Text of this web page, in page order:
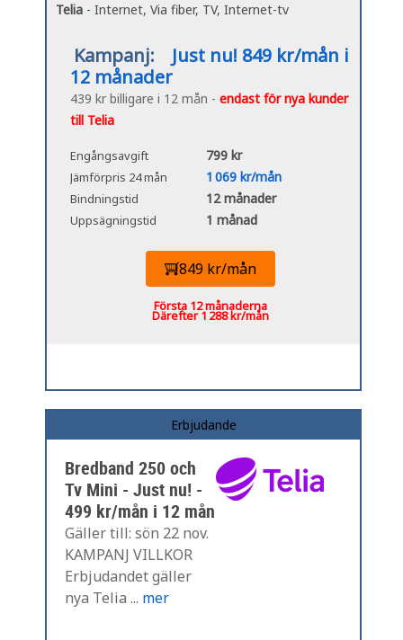
Telia - Internet, Via fiber, TV, Internet-tv
Kampanj:
Just nu! 849 kr/mån i
12 månader
439 kr billigare i 12 mån - endast för nya kunder
till Telia
Engångsavgift 799 kr
Jämförpris 24 mån 1 069 kr/mån
Bindningstid 12 månader
Uppsägningstid 1 månad
849 kr/mån
Första 12 månaderna
Därefter 1 288 kr/mån
Erbjudande
Bredband 250 och
Tv Mini - Just nu! -
499 kr/mån i 12 mån
Gäller till: sön 22 nov.
KAMPANJ VILLKOR
Erbjudandet gäller
nya Telia ... mer